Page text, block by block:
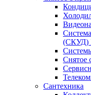
(СКУД)
Снятое
Сантехника